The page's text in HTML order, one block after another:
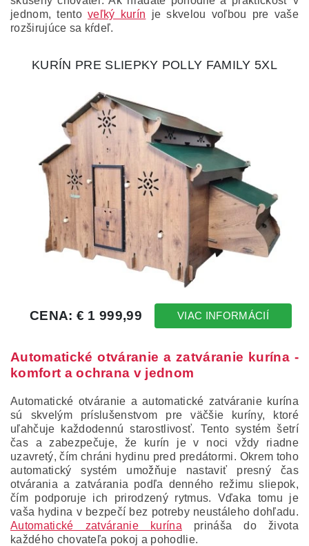
jednom, tentoveľký kurín je skvelou voľbou pre vaše
rozširujúce sa kŕdeľ.
Automatické otváranie a zatváranie kurína -
komfort a ochrana v jednom
Automatické otváranie a automatické zatváranie kurína
sú skvelým príslušenstvom pre väčšie kuríny, ktoré
uľahčuje každodennú starostlivosť. Tento systém šetrí
čas a zabezpečuje, že kurín je v noci vždy riadne
uzavretý, čím chráni hydinu pred predátormi. Okrem toho
automatický systém umožňuje nastaviť presný čas
otvárania a zatvárania podľa denného režimu sliepok,
čím podporuje ich prirodzený rytmus. Vďaka tomu je
vaša hydina v bezpečí bez potreby neustáleho dohľadu.
Automatické zatváranie kurína prináša do života
každého chovateľa pokoj a pohodlie.